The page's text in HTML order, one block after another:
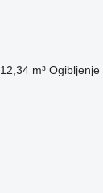
12,34 m³ Ogibljenje